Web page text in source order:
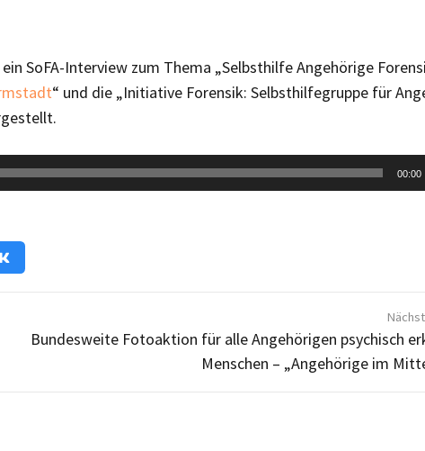
ein SoFA-Interview zum Thema „Selbsthilfe Angehörige
“ und die „Initiative Forensik: Selbsthilfegruppe für
00:00
Bundesweite Fotoaktion für alle Angehörigen psychisch
Menschen – „Angehörige im